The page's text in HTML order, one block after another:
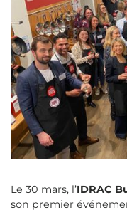
Le 30 mars, l’IDRAC
son premier